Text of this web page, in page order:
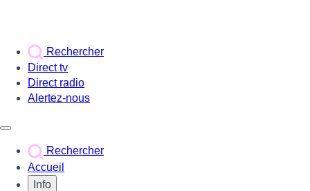
Rechercher
Direct tv
Direct radio
Alertez-nous
Rechercher
Accueil
Info